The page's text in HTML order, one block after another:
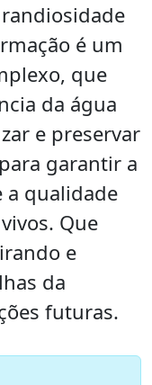
é um
que
da água
e preservar
garantir a
a qualidade
Que
e
da
futuras.